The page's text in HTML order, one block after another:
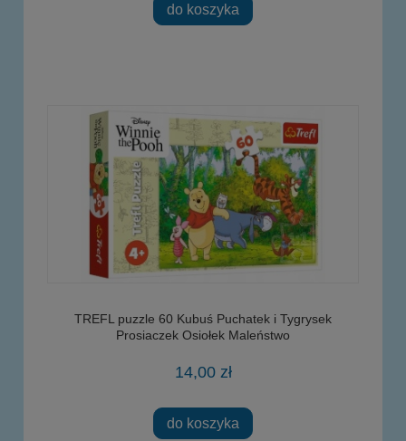
do koszyka
TREFL puzzle 60 Kubuś Puchatek i Tygrysek
Prosiaczek Osiołek Maleństwo
14,00 zł
do koszyka